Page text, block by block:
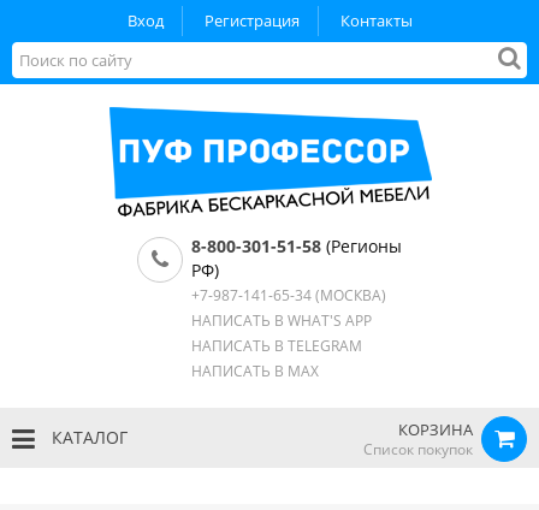
Вход Регистрация Контакты
8-800-301-51-58 (Регионы
РФ)
+7-987-141-65-34(МОСКВА)
НАПИСАТЬ В WHAT'S APP
НАПИСАТЬ В TELEGRAM
НАПИСАТЬ В MAX
КОРЗИНА
Список покупок
КАТАЛОГ